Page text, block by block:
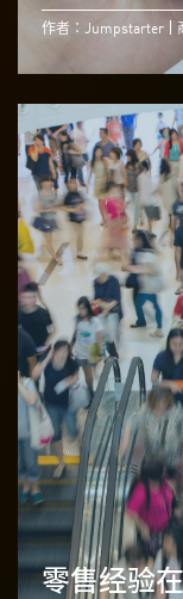
作者：Jumpstarter
零售经验